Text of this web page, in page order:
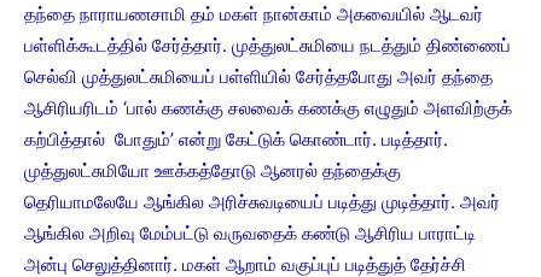
தந்தை நாராயணசாமி தம் மகள் நான்காம் அகவையில் ஆடவர்
பள்ளிக்கூடத்தில் சேர்த்தார். முத்துலட்சுமியை நடத்தும் திண்ணைப்
செல்வி முத்துலட்சுமியைப் பள்ளியில் சேர்த்தபோது அவர் தந்தை
ஆசிரியரிடம் ‘பால் கணக்கு சலவைக் கணக்கு எழுதும் அளவிற்குக்
கற்பித்தால் போதும்’ என்று கேட்டுக் கொண்டார். படித்தார்.
முத்துலட்சுமியோ ஊக்கத்தோடு ஆனரல் தந்தைக்கு
தெரியாமலேயே ஆங்கில அரிச்சுவடியைப் படித்து முடித்தார். அவர்
ஆங்கில அறிவு மேம்பட்டு வருவதைக் கண்டு ஆசிரிய பாராட்டி
அன்பு செலுத்தினார். மகள் ஆறாம் வகுப்புப் படித்துத் தேர்ச்சி